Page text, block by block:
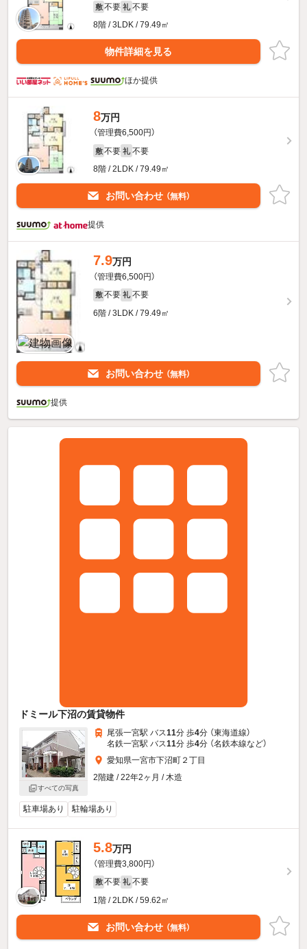
敷 不要 礼 不要
8階 / 3LDK / 79.49㎡
物件詳細を見る
ほか提供
8万円
（管理費6,500円）
敷 不要 礼 不要
8階 / 2LDK / 79.49㎡
お問い合わせ （無料）
提供
7.9万円
（管理費6,500円）
敷 不要 礼 不要
6階 / 3LDK / 79.49㎡
お問い合わせ （無料）
提供
ドミール下沼の賃貸物件
すべての写真
尾張一宮駅 バス11分 歩4分 （東海道線）
名鉄一宮駅 バス11分 歩4分 （名鉄本線など）
愛知県一宮市下沼町２丁目
2階建 / 22年2ヶ月 / 木造
駐車場あり 駐輪場あり
5.8万円
（管理費3,800円）
敷 不要 礼 不要
1階 / 2LDK / 59.62㎡
お問い合わせ （無料）